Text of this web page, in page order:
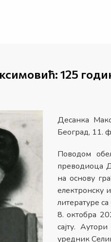
125
Десанка
Београд, 11.
Поводом
преводиоца
на основу
електронску
литературе
8. октобра
сајту.
уредник